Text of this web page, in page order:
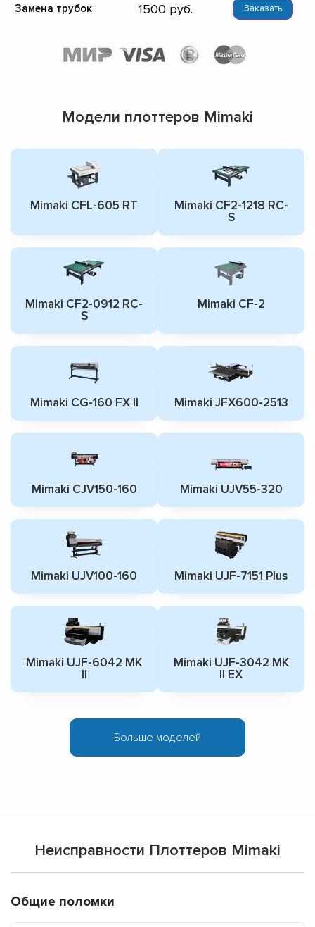
Замена трубок 1500 Заказать
Модели плоттеров Mimaki
Mimaki CFL-605 RT
Mimaki CF2-1218 RC-
S
Mimaki CF2-0912 RC-
S
Mimaki CF-2
Mimaki CG-160 FX II Mimaki JFX600-2513
Mimaki СJV150-160 Mimaki UJV55-320
Mimaki UJV100-160 Mimaki UJF-7151 Plus
Mimaki UJF-6042 MK
II
Mimaki UJF-3042 MK
II EX
Больше моделей
Неисправности Плоттеров Mimaki
Общие поломки